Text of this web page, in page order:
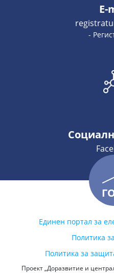
E-
-
Единен портал за
Политика
Политика за
Проект „Доразвитие и